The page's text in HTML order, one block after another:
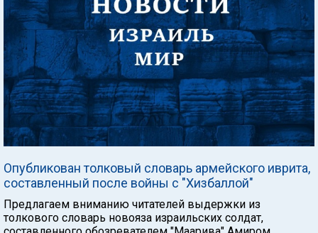
Опубликован толковый словарь армейского иврита,
составленный после войны с "Хизбаллой"
Предлагаем вниманию читателей выдержки из
толкового словарь новояза израильских солдат,